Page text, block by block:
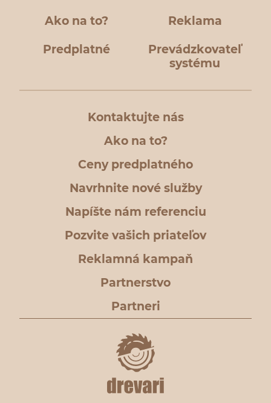
Ako na to? Reklama
Predplatné
Prevádzkovateľ
systému
Kontaktujte nás
Ako na to?
Ceny predplatného
Navrhnite nové služby
Napíšte nám referenciu
Pozvite vašich priateľov
Reklamná kampaň
Partnerstvo
Partneri